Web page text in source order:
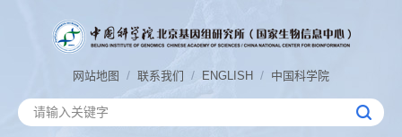
网站地图 / 联系我们 / ENGLISH / 中国科学院